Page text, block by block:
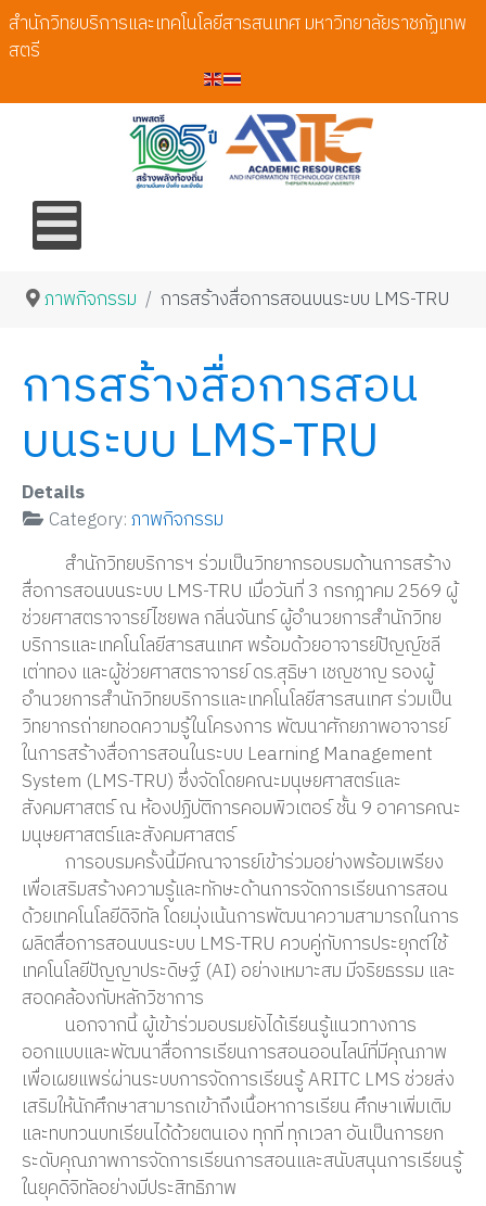
สำนักวิทยบริการและเทคโนโลยีสารสนเทศ มหาวิทยาลัยราชภัฏเทพ
สตรี
ภาพกิจกรรม การสร้างสื่อการสอนบนระบบ LMS-TRU
การสร้างสื่อการสอน
บนระบบ LMS-TRU
Details
Category:ภาพกิจกรรม
สำนักวิทยบริการฯ ร่วมเป็นวิทยากรอบรมด้านการสร้าง
สื่อการสอนบนระบบ LMS-TRU เมื่อวันที่ 3 กรกฎาคม 2569 ผู้
ช่วยศาสตราจารย์ไชยพล กลิ่นจันทร์ ผู้อำนวยการสำนักวิทย
บริการและเทคโนโลยีสารสนเทศ พร้อมด้วยอาจารย์ปัญญ์ชลี
เต่าทอง และผู้ช่วยศาสตราจารย์ ดร.สุธิษา เชญชาญ รองผู้
อำนวยการสำนักวิทยบริการและเทคโนโลยีสารสนเทศ ร่วมเป็น
วิทยากรถ่ายทอดความรู้ในโครงการ พัฒนาศักยภาพอาจารย์
ในการสร้างสื่อการสอนในระบบ Learning Management
System (LMS-TRU) ซึ่งจัดโดยคณะมนุษยศาสตร์และ
สังคมศาสตร์ ณ ห้องปฏิบัติการคอมพิวเตอร์ ชั้น 9 อาคารคณะ
มนุษยศาสตร์และสังคมศาสตร์
การอบรมครั้งนี้มีคณาจารย์เข้าร่วมอย่างพร้อมเพรียง
เพื่อเสริมสร้างความรู้และทักษะด้านการจัดการเรียนการสอน
ด้วยเทคโนโลยีดิจิทัล โดยมุ่งเน้นการพัฒนาความสามารถในการ
ผลิตสื่อการสอนบนระบบ LMS-TRU ควบคู่กับการประยุกต์ใช้
เทคโนโลยีปัญญาประดิษฐ์ (AI) อย่างเหมาะสม มีจริยธรรม และ
สอดคล้องกับหลักวิชาการ
นอกจากนี้ ผู้เข้าร่วมอบรมยังได้เรียนรู้แนวทางการ
ออกแบบและพัฒนาสื่อการเรียนการสอนออนไลน์ที่มีคุณภาพ
เพื่อเผยแพร่ผ่านระบบการจัดการเรียนรู้ ARITC LMS ช่วยส่ง
เสริมให้นักศึกษาสามารถเข้าถึงเนื้อหาการเรียน ศึกษาเพิ่มเติม
และทบทวนบทเรียนได้ด้วยตนเอง ทุกที่ ทุกเวลา อันเป็นการยก
ระดับคุณภาพการจัดการเรียนการสอนและสนับสนุนการเรียนรู้
ในยุคดิจิทัลอย่างมีประสิทธิภาพ